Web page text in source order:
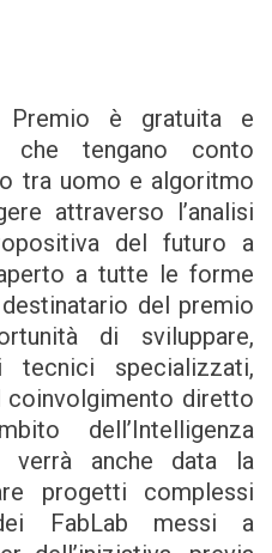
Premio è gratuita e
che tengano conto
tra uomo e algoritmo
attraverso l’analisi
del futuro a
a tutte le forme
del premio
di sviluppare,
tecnici specializzati,
coinvolgimento diretto
dell’Intelligenza
verrà anche data la
progetti complessi
FabLab messi a